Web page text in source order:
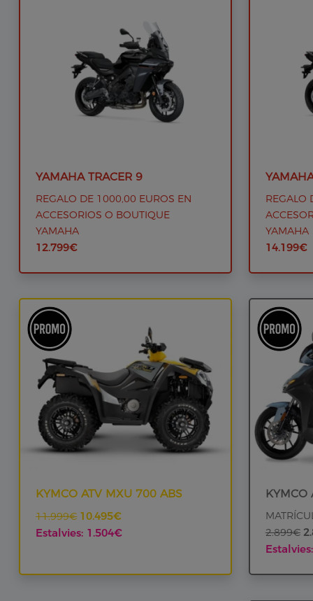
YAMAHA TRACER 9
REGALO DE 1000,00 EUROS EN
ACCESORIOS O BOUTIQUE
YAMAHA
12.799€
REGALO
YAMAHA
14.199€
KYMCO ATV MXU 700 ABS
11.999€ 10.495€
Estalvies: 1.504€
KYMCO
2.899€